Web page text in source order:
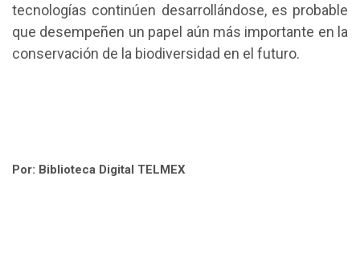
tecnologías continúen desarrollándose, es probable
que desempeñen un papel aún más importante en la
conservación de la biodiversidad en el futuro.
Por: Biblioteca Digital TELMEX